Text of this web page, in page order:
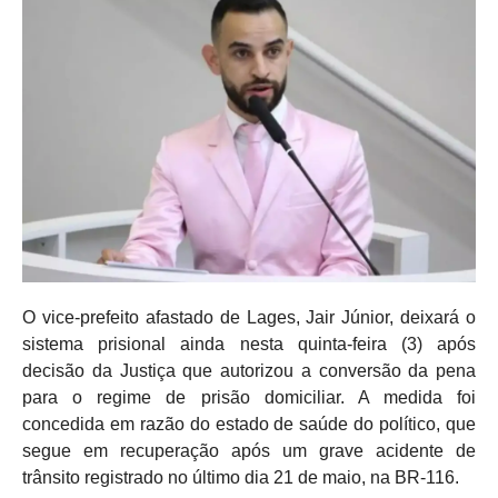
O vice-prefeito afastado de Lages, Jair Júnior, deixará o
sistema prisional ainda nesta quinta-feira (3) após
decisão da Justiça que autorizou a conversão da pena
para o regime de prisão domiciliar. A medida foi
concedida em razão do estado de saúde do político, que
segue em recuperação após um grave acidente de
trânsito registrado no último dia 21 de maio, na BR-116.